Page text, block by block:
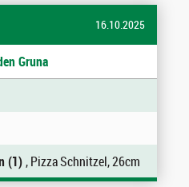
16.10.2025
Gruna
(1), Pizza Schnitzel, 26cm